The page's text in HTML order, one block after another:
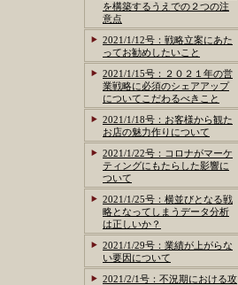
を構築するうえでの２つの注
意点
2021/1/12号：戦略立案にあた
ってお勧めしたいこと
2021/1/15号：２０２１年の営
業戦略に必須のシェアアップ
についてこだわるべきこと
2021/1/18号：お客様から観た
お店の魅力作りについて
2021/1/22号：コロナがマーケ
ティングにもたらした影響に
ついて
2021/1/25号：横並びとなる戦
略となってしまうデータ分析
は正しいか？
2021/1/29号：業績が上がらな
い要因について
2021/2/1号：不況期における攻